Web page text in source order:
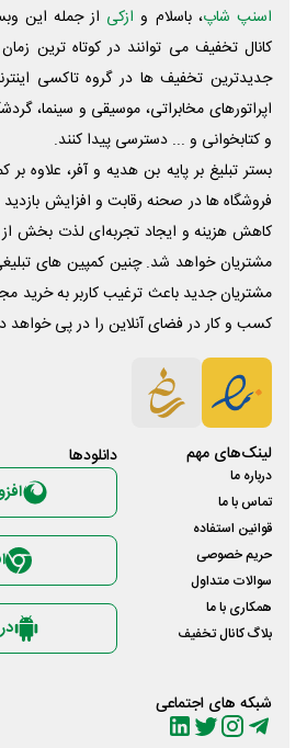
اسنپ شاپ، باسلام و ازکی از جمله این
کانال تخفیف می توانند در کوتاه ترین
جدیدترین تخفیف ها در گروه تاکسی
اپراتورهای مخابراتی، موسیقی و سینما،
و کتابخوانی و ... دسترسی پیدا کنند.
بستر تبلیغ بر پایه بن هدیه و آفر، علاوه
فروشگاه ها در صحنه رقابت و افزایش
کاهش هزینه و ایجاد تجربه‌ای لذت بخش
مشتریان خواهد شد. چنین کمپین های
مشتریان جدید باعث ترغیب کاربر به خرید
کسب و کار در فضای آنلاین را در پی
لینک‌های مهم
درباره ما
تماس با ما
قوانین استفاده
حریم خصوصی
سوالات متداول
همکاری با ما
بلاگ کانال تخفیف
شبکه های اجتماعی
دانلود‌ها